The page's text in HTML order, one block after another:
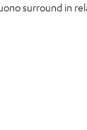
surround in